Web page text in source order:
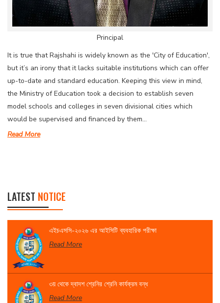
Principal
It is true that Rajshahi is widely known as the 'City of Education',
but it’s an irony that it lacks suitable institutions which can offer
up-to-date and standard education. Keeping this view in mind,
the Ministry of Education took a decision to establish seven
model schools and colleges in seven divisional cities which
would be supervised and financed by them...
Read More
LATEST NOTICE
এইচএসসি-২০২৬ এর আইসিটি ব্যবহারিক পরীক্ষা
Read More
৩য় থেকে দ্বাদশ শ্রেনির শ্রেনি কার্যক্রম বন্ধ
Read More